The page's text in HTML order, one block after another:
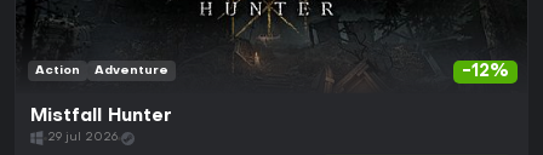
-12%
Action Adventure
Mistfall Hunter
29 jul 2026